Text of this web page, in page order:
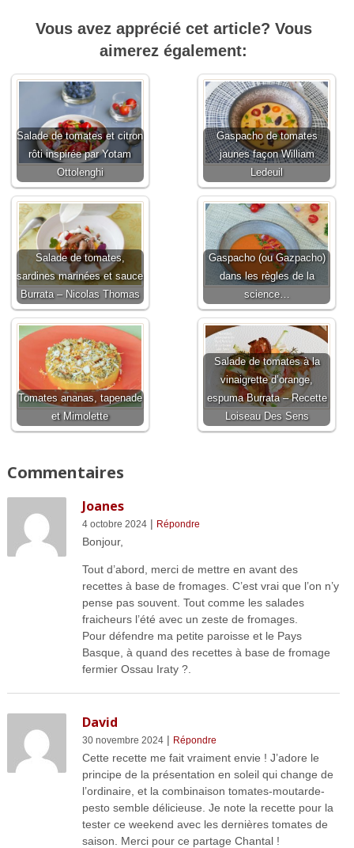
Vous avez apprécié cet article? Vous
aimerez également:
Salade de tomates et citron
rôti inspirée par Yotam
Ottolenghi
Gaspacho de tomates
jaunes façon William
Ledeuil
Salade de tomates,
sardines marinées et sauce
Burrata – Nicolas Thomas
Gaspacho (ou Gazpacho)
dans les règles de la
science…
Tomates ananas, tapenade
et Mimolette
Salade de tomates à la
vinaigrette d’orange,
espuma Burrata – Recette
Loiseau Des Sens
Commentaires
Joanes
4 octobre 2024| Répondre
Bonjour,
Tout d’abord, merci de mettre en avant des
recettes à base de fromages. C’est vrai que l’on n’y
pense pas souvent. Tout comme les salades
fraicheurs l’été avec un zeste de fromages.
Pour défendre ma petite paroisse et le Pays
Basque, à quand des recettes à base de fromage
fermier Ossau Iraty ?.
David
30 novembre 2024| Répondre
Cette recette me fait vraiment envie ! J’adore le
principe de la présentation en soleil qui change de
l’ordinaire, et la combinaison tomates-moutarde-
pesto semble délicieuse. Je note la recette pour la
tester ce weekend avec les dernières tomates de
saison. Merci pour ce partage Chantal !